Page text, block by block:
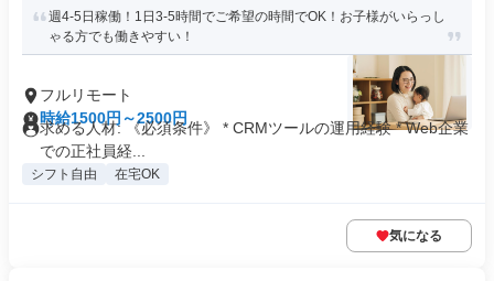
週4-5日稼働！1日3-5時間でご希望の時間でOK！お子様がいらっし
ゃる方でも働きやすい！
フルリモート
時給1500円～2500円
求める人材: 《必須条件》 * CRMツールの運用経験 * Web企業
での正社員経...
シフト自由 在宅OK
気になる